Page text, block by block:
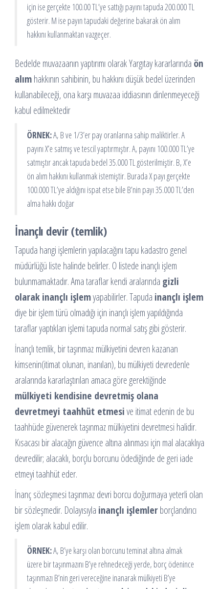
için ise gerçekte 100.00 TL’ye sattığı payını tapuda 200.000 TL
gösterir. M ise payın tapudaki değerine bakarak ön alım
hakkını kullanmaktan vazgeçer.
Bedelde muvazaanın yaptırımı olarak Yargıtay kararlarında ön
alımhakkının sahibinin, bu hakkını düşük bedel üzerinden
kullanabileceği, ona karşı muvazaa iddiasının dinlenmeyeceği
kabul edilmektedir
ÖRNEK:A, B ve 1/3’er pay oranlarına sahip maliktirler. A
payını X’e satmış ve tescil yaptırmıştır. A, payını 100.000 TL’ye
satmıştır ancak tapuda bedel 35.000 TL gösterilmiştir. B, X’e
ön alım hakkını kullanmak istemiştir. Burada X payı gerçekte
100.000 TL’ye aldığını ispat etse bile B’nin payı 35.000 TL’den
alma hakkı doğar
İnançlı devir (temlik)
Tapuda hangi işlemlerin yapılacağını tapu kadastro genel
müdürlüğü liste halinde belirler. O listede inançlı işlem
bulunmamaktadır. Ama taraflar kendi aralarında gizli
olarak inançlı işlemyapabilirler. Tapuda inançlı işlem
diye bir işlem türü olmadığı için inançlı işlem yapıldığında
taraflar yaptıkları işlemi tapuda normal satış gibi gösterir.
İnançlı temlik, bir taşınmaz mülkiyetini devren kazanan
kimsenin(itimat olunan, inanılan), bu mülkiyeti devredenle
aralarında kararlaştırılan amaca göre gerektiğinde
mülkiyeti kendisine devretmiş olana
devretmeyi taahhüt etmesive itimat edenin de bu
taahhüde güvenerek taşınmaz mülkiyetini devretmesi halidir.
Kısacası bir alacağın güvence altına alınması için mal alacaklıya
devredilir; alacaklı, borçlu borcunu ödediğinde de geri iade
etmeyi taahhüt eder.
İnanç sözleşmesi taşınmaz devri borcu doğurmaya yeterli olan
bir sözleşmedir. Dolayısıyla inançlı işlemlerborçlandırıcı
işlem olarak kabul edilir.
ÖRNEK:A, B’ye karşı olan borcunu teminat altına almak
üzere bir taşınmazını B’ye rehnedeceği yerde, borç ödenince
taşınmazı B’nin geri vereceğine inanarak mülkiyeti B’ye